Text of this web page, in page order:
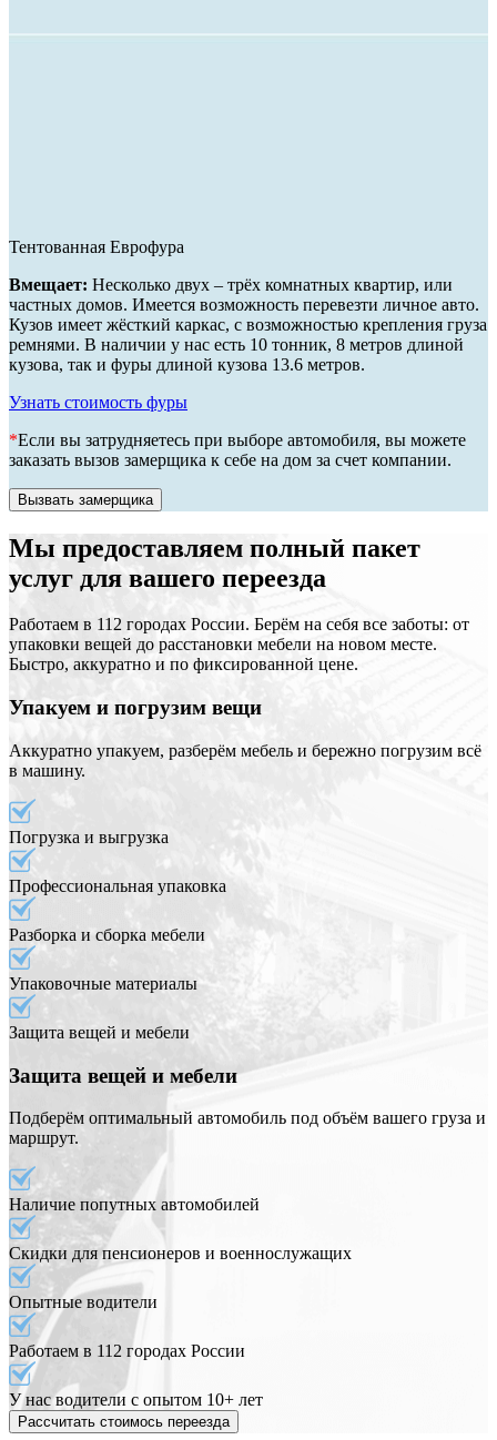
Тентованная Еврофура
Вмещает: Несколько двух – трёх комнатных квартир, или
частных домов. Имеется возможность перевезти личное авто.
Кузов имеет жёсткий каркас, с возможностью крепления груза
ремнями. В наличии у нас есть 10 тонник, 8 метров длиной
кузова, так и фуры длиной кузова 13.6 метров.
Узнать стоимость фуры
*Если вы затрудняетесь при выборе автомобиля, вы можете
заказать вызов замерщика к себе на дом за счет компании.
Вызвать замерщика
Мы предоставляем полный пакет
услуг для вашего переезда
Работаем в 112 городах России. Берём на себя все заботы: от
упаковки вещей до расстановки мебели на новом месте.
Быстро, аккуратно и по фиксированной цене.
Упакуем и погрузим вещи
Аккуратно упакуем, разберём мебель и бережно погрузим всё
в машину.
Погрузка и выгрузка
Профессиональная упаковка
Разборка и сборка мебели
Упаковочные материалы
Защита вещей и мебели
Защита вещей и мебели
Подберём оптимальный автомобиль под объём вашего груза и
маршрут.
Наличие попутных автомобилей
Скидки для пенсионеров и военнослужащих
Опытные водители
Работаем в 112 городах России
У нас водители с опытом 10+ лет
Рассчитать стоимось переезда